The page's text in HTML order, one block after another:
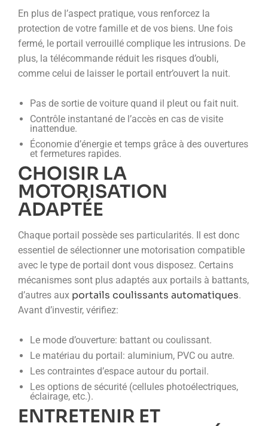
En plus de l’aspect pratique, vous renforcez la
protection de votre famille et de vos biens. Une fois
fermé, le portail verrouillé complique les intrusions. De
plus, la télécommande réduit les risques d’oubli,
comme celui de laisser le portail entr’ouvert la nuit.
Pas de sortie de voiture quand il pleut ou fait nuit.
Contrôle instantané de l’accès en cas de visite
inattendue.
Économie d’énergie et temps grâce à des ouvertures
et fermetures rapides.
CHOISIR LA
MOTORISATION
ADAPTÉE
Chaque portail possède ses particularités. Il est donc
essentiel de sélectionner une motorisation compatible
avec le type de portail dont vous disposez. Certains
mécanismes sont plus adaptés aux portails à battants,
d’autres aux portails coulissants automatiques.
Avant d’investir, vérifiez:
Le mode d’ouverture: battant ou coulissant.
Le matériau du portail: aluminium, PVC ou autre.
Les contraintes d’espace autour du portail.
Les options de sécurité (cellules photoélectriques,
éclairage, etc.).
ENTRETENIR ET